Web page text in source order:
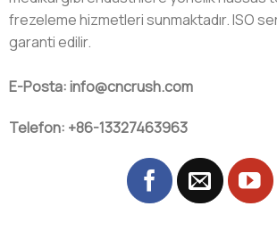
frezeleme hizmetleri sunmaktadır. ISO
garanti edilir.
E-Posta: info@cncrush.com
Telefon: +86-13327463963